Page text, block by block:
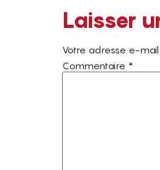
Laisser
Votre adresse e-
Commentaire *